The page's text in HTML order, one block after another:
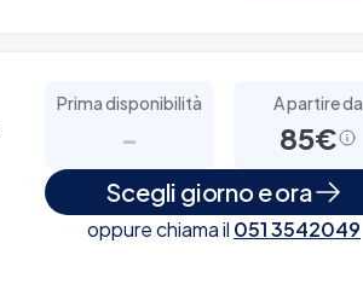
Prima disponibilità
-
A partire da
85€
Scegli giorno e ora
oppure chiama il 051 3542049